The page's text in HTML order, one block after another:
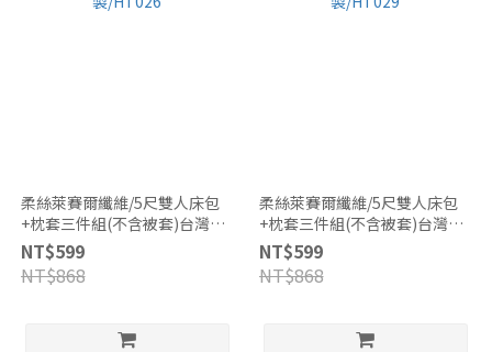
柔絲萊賽爾纖維/5尺雙人床包
+枕套三件組(不含被套)台灣
製/HT026
NT$599
NT$868
柔絲萊賽爾纖維/5尺雙人床包
+枕套三件組(不含被套)台灣
製/HT029
NT$599
NT$868